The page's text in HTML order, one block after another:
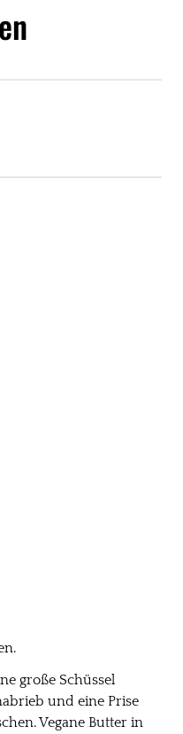
große Schüssel
und eine Prise
Vegane Butter in